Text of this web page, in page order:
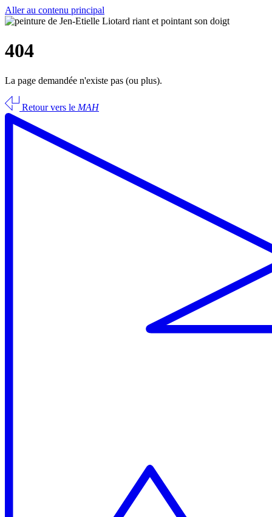
Aller au contenu principal
404
La page demandée n'existe pas (ou plus).
Retour vers le MAH